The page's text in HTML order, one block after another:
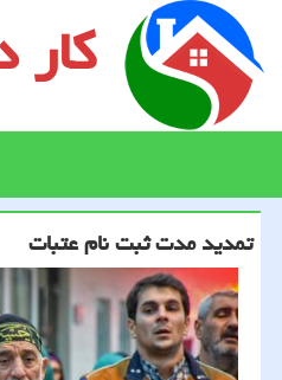
تمدید مدت ثبت نام عتبات